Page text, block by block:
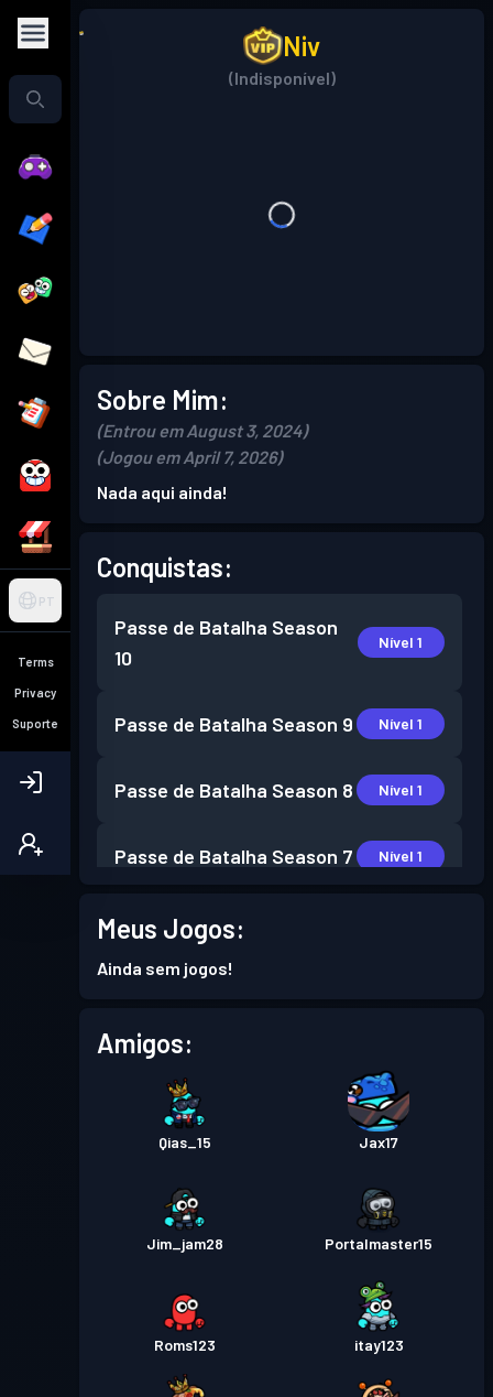
PT
Terms
Privacy
Suporte
Niv
(Indisponível)
Sobre Mim:
(Entrou em August 3, 2024)
(Jogou em April 7, 2026)
Nada aqui ainda!
Conquistas:
Passe de Batalha Season
10
Nível 1
Passe de Batalha Season 9 Nível 1
Passe de Batalha Season 8 Nível 1
Passe de Batalha Season 7 Nível 1
Passe de Batalha
Passe de Batalha
Passe de Batalha Premium
Season 3
Nível
30
Passe de Batalha Premium
Season 2
Nível
18
Passe de Batalha Premium
Season 1
Nível
30
Meus Jogos:
Ainda sem jogos!
Amigos:
Qias_15 Jax17
Jim_jam28 Portalmaster15
Roms123 itay123